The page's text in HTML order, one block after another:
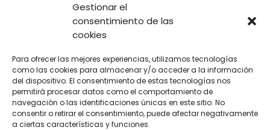
Gestionar el
consentimiento de las
cookies
Para ofrecer las mejores experiencias, utilizamos tecnologías
como las cookies para almacenar y/o acceder a la información
del dispositivo. El consentimiento de estas tecnologías nos
permitirá procesar datos como el comportamiento de
navegación o las identificaciones únicas en este sitio. No
consentir o retirar el consentimiento, puede afectar negativamente
a ciertas características y funciones.
Buscamos Disfraces Originales y divertidos, así como todo
tipo de accesorios y complementos para tu disfraz o tus
A cambio solo te pedimos que si vas a comprar en Amazon,
compres desde nuestros enlaces.
De cada venta recibimos una pequeña comisión para seguir
manteniendo este sitio web tan original y divertido para ti.